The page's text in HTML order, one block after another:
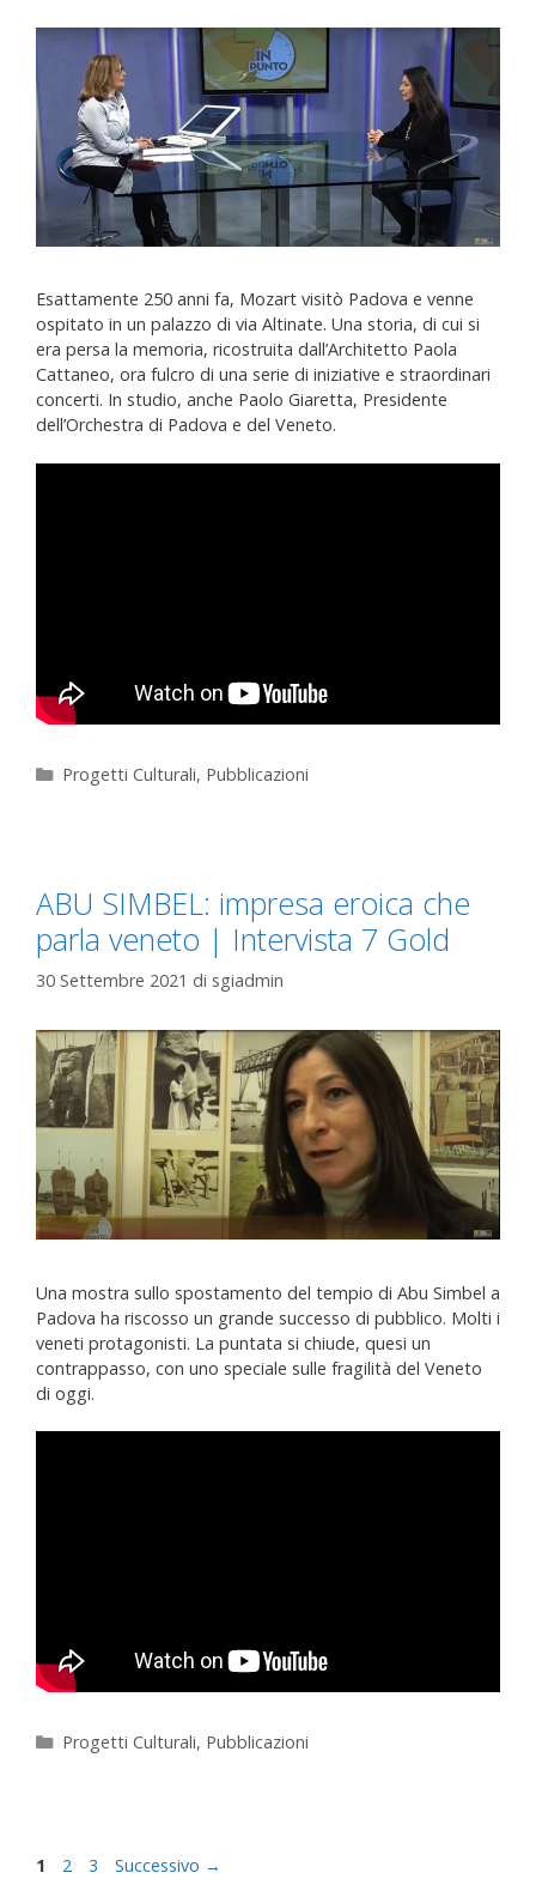
Esattamente 250 anni fa, Mozart visitò Padova e venne
ospitato in un palazzo di via Altinate. Una storia, di cui si
era persa la memoria, ricostruita dall’Architetto Paola
Cattaneo, ora fulcro di una serie di iniziative e straordinari
concerti. In studio, anche Paolo Giaretta, Presidente
dell’Orchestra di Padova e del Veneto.
Progetti Culturali, Pubblicazioni
ABU SIMBEL: impresa eroica che
parla veneto | Intervista 7 Gold
30 Settembre 2021 di sgiadmin
Una mostra sullo spostamento del tempio di Abu Simbel a
Padova ha riscosso un grande successo di pubblico. Molti i
veneti protagonisti. La puntata si chiude, quesi un
contrappasso, con uno speciale sulle fragilità del Veneto
di oggi.
Progetti Culturali, Pubblicazioni
1 2 3 Successivo →